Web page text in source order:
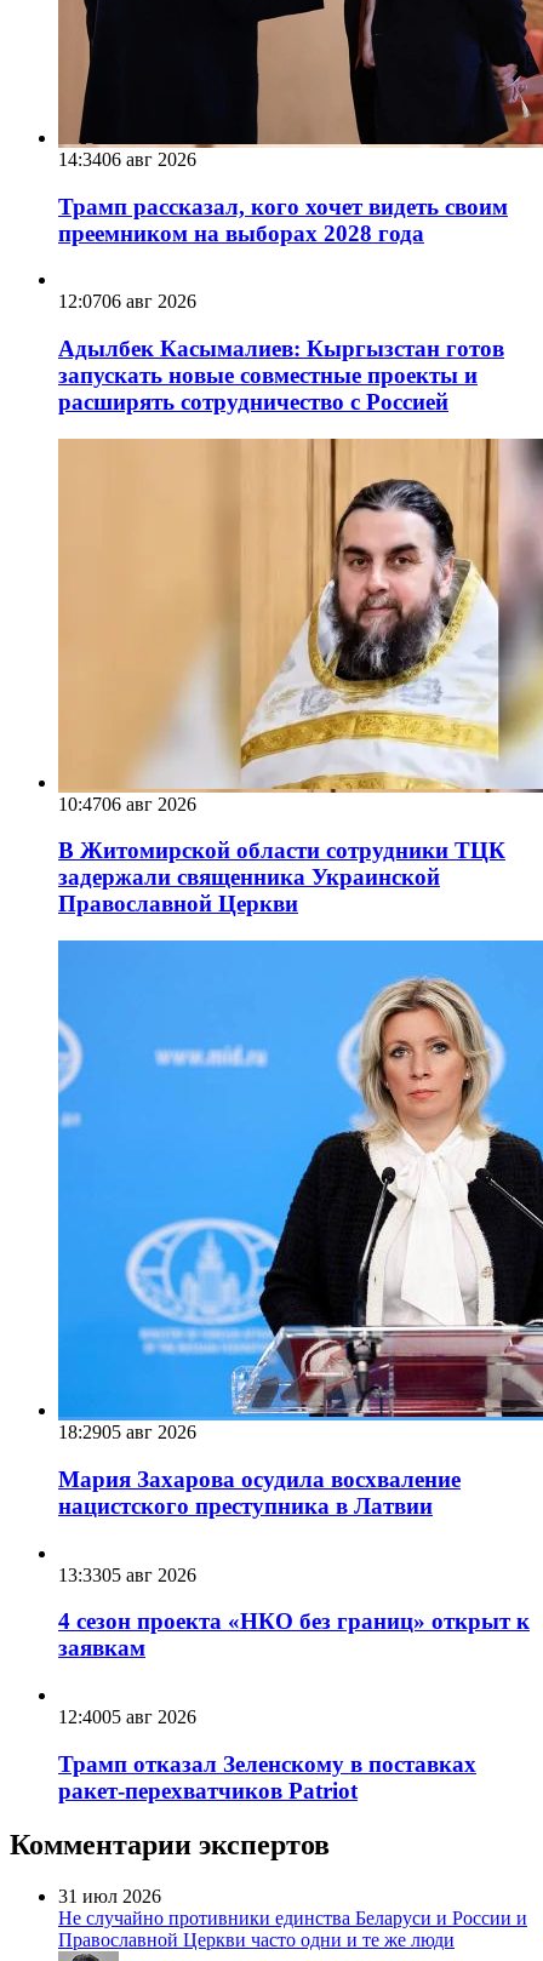
14:3406 авг 2026
Трамп рассказал, кого хочет видеть своим
преемником на выборах 2028 года
12:0706 авг 2026
Адылбек Касымалиев: Кыргызстан готов
запускать новые совместные проекты и
расширять сотрудничество с Россией
10:4706 авг 2026
В Житомирской области сотрудники ТЦК
задержали священника Украинской
Православной Церкви
18:2905 авг 2026
Мария Захарова осудила восхваление
нацистского преступника в Латвии
13:3305 авг 2026
4 сезон проекта «НКО без границ» открыт к
заявкам
12:4005 авг 2026
Трамп отказал Зеленскому в поставках
ракет-перехватчиков Patriot
Комментарии экспертов
31 июл 2026
Не случайно противники единства Беларуси и России и
Православной Церкви часто одни и те же люди